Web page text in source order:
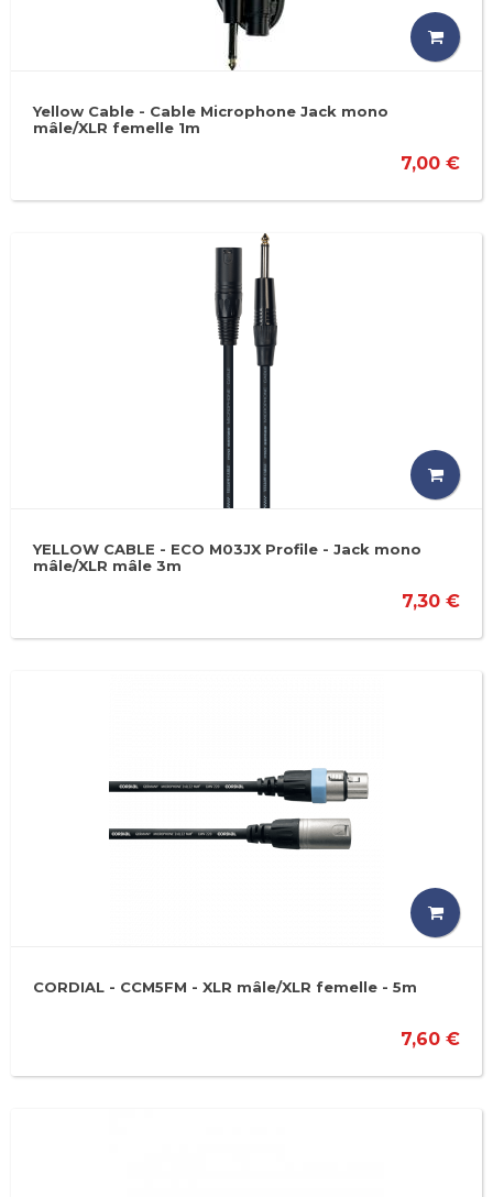
Yellow Cable - Cable Microphone Jack mono
mâle/XLR femelle 1m
7,00 €
YELLOW CABLE - ECO M03JX Profile - Jack mono
mâle/XLR mâle 3m
7,30 €
CORDIAL - CCM5FM - XLR mâle/XLR femelle - 5m
7,60 €